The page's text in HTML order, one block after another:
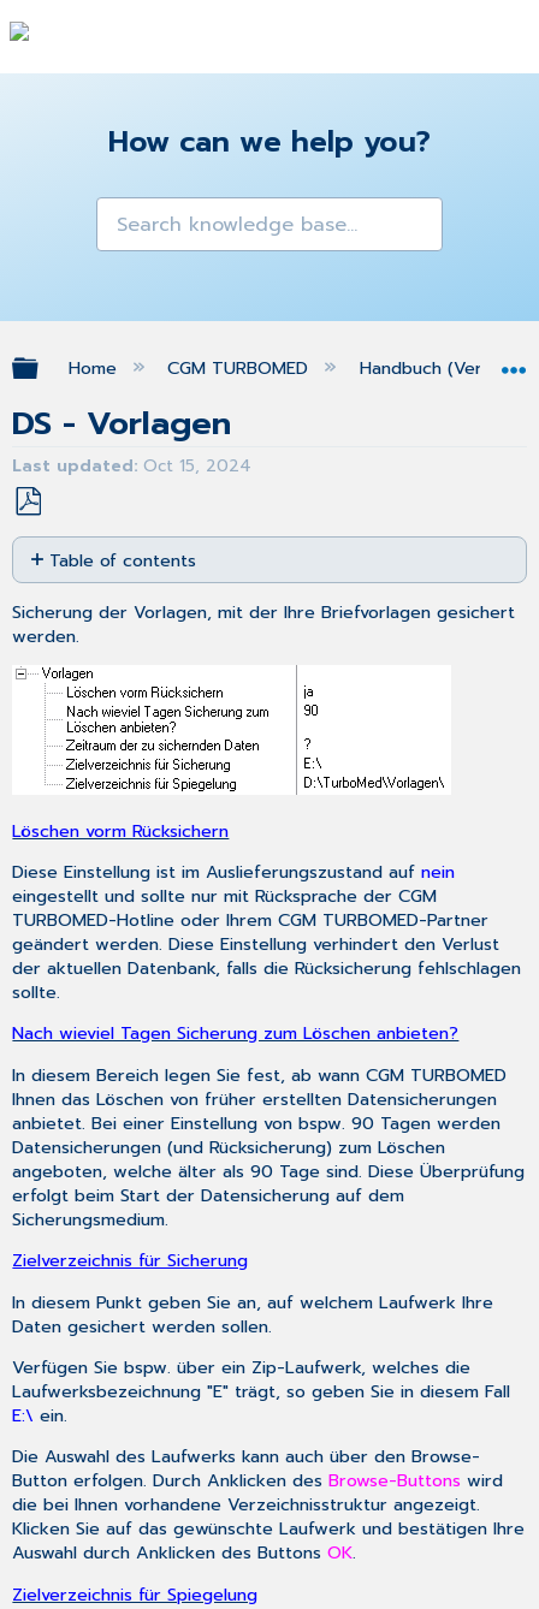
How can we help you?
Expand/collapse global hierarchy
Home CGM TURBOMED Handbuch (Version
DS - Vorlagen
Last updated Oct 15, 2024
Save
as
PDF
Table of contents
No
headers
Sicherung der Vorlagen, mit der Ihre Briefvorlagen gesichert
werden.
Löschen vorm Rücksichern
Diese Einstellung ist im Auslieferungszustand aufnein
eingestellt und sollte nur mit Rücksprache der CGM
TURBOMED-Hotline oder Ihrem CGM TURBOMED-Partner
geändert werden. Diese Einstellung verhindert den Verlust
der aktuellen Datenbank, falls die Rücksicherung fehlschlagen
sollte.
Nach wieviel Tagen Sicherung zum Löschen anbieten?
In diesem Bereich legen Sie fest, ab wann CGM TURBOMED
Ihnen das Löschen von früher erstellten Datensicherungen
anbietet. Bei einer Einstellung von bspw. 90 Tagen werden
Datensicherungen (und Rücksicherung) zum Löschen
angeboten, welche älter als 90 Tage sind. Diese Überprüfung
erfolgt beim Start der Datensicherung auf dem
Sicherungsmedium.
Zielverzeichnis für Sicherung
In diesem Punkt geben Sie an, auf welchem Laufwerk Ihre
Daten gesichert werden sollen.
Verfügen Sie bspw. über ein Zip-Laufwerk, welches die
Laufwerksbezeichnung "E" trägt, so geben Sie in diesem Fall
E:\ ein.
Die Auswahl des Laufwerks kann auch über den Browse-
Button erfolgen. Durch Anklicken desBrowse-Buttons wird
die bei Ihnen vorhandene Verzeichnisstruktur angezeigt.
Klicken Sie auf das gewünschte Laufwerk und bestätigen Ihre
Auswahl durch Anklicken des ButtonsOK.
Zielverzeichnis für Spiegelung